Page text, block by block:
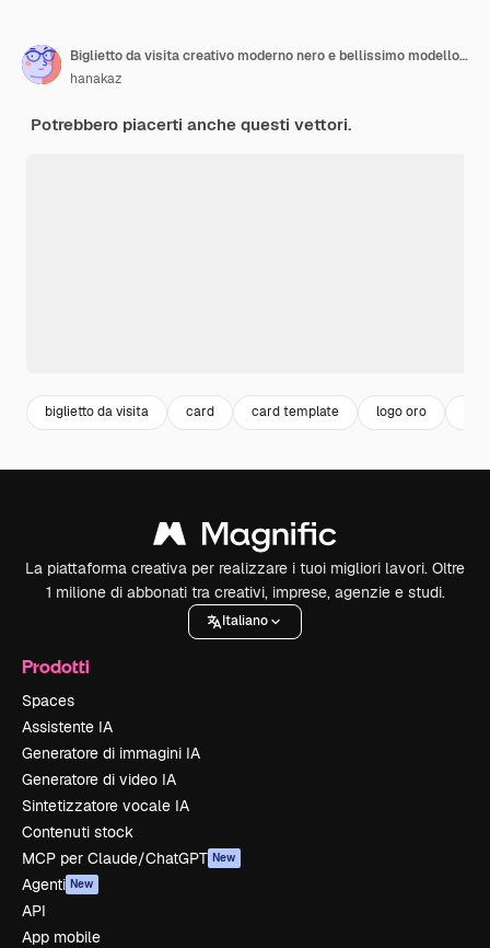
Biglietto da visita creativo moderno nero e bellissimo modello vettoriale di biglietto da visita di dimensioni quadrate
hanakaz
Potrebbero piacerti anche questi vettori.
biglietto da visita card card template logo oro
La piattaforma creativa per realizzare i tuoi migliori lavori. Oltre
1 milione di abbonati tra creativi, imprese, agenzie e studi.
Italiano
Prodotti
Spaces
Assistente IA
Generatore di immagini IA
Generatore di video IA
Sintetizzatore vocale IA
Contenuti stock
MCP per Claude/ChatGPT New
Agenti New
API
App mobile